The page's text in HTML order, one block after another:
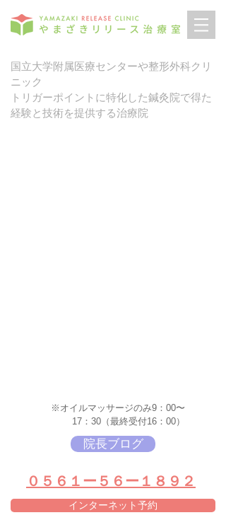
国立大学附属医療センターや整形外科クリ
ニック
トリガーポイントに特化した鍼灸院で得た
経験と技術を提供する治療院
※オイルマッサージのみ9：00〜
17：30（最終受付16：00）
院長ブログ
​０５６１ー５６ー１８９２
インターネット予約